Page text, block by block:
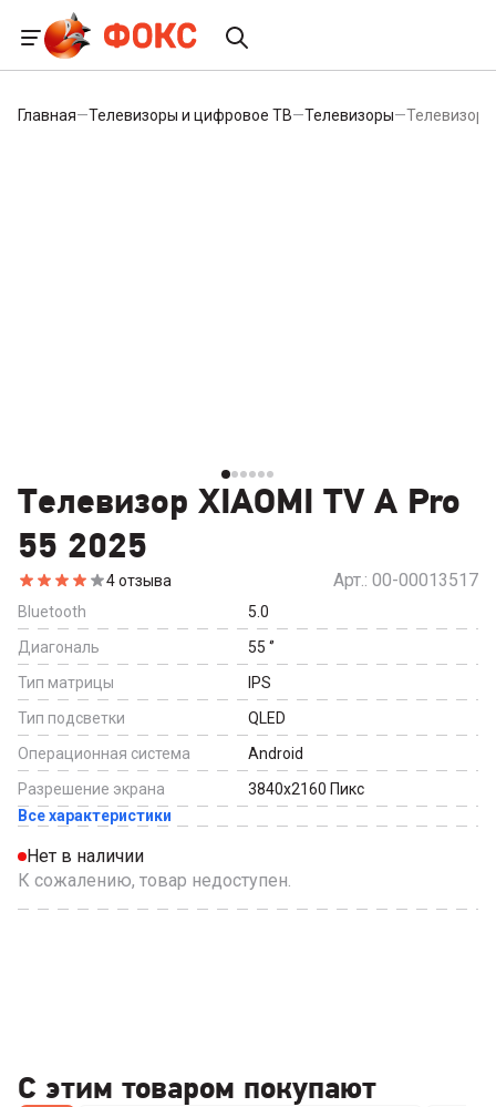
Главная—Телевизоры и цифровое ТВ—Телевизоры—Телевизор
Телевизор XIAOMI TV A Pro
55 2025
4отзыва Арт.: 00-00013517
Bluetooth
5.0
Диагональ
55 ‘’
Тип матрицы
IPS
Тип подсветки
QLED
Операционная система
Android
Разрешение экрана
3840x2160 Пикс
Все характеристики
Нет в наличии
К сожалению, товар недоступен.
С этим товаром покупают